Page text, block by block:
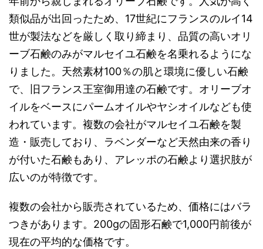
類似品が出回ったため、17世紀にフランスのルイ14
世が製法などを厳しく取り締まり、品質の高いオリ
ーブ石鹸のみがマルセイユ石鹸を名乗れるようにな
りました。天然素材100％の肌と環境に優しい石鹸
で、旧フランス王室御用達の石鹸です。オリーブオ
イルをベースにパームオイルやヤシオイルなども使
われています。複数の会社がマルセイユ石鹸を製
造・販売しており、ラベンダーなど天然由来の香り
が付いた石鹸もあり、アレッポの石鹸より選択肢が
広いのが特徴です。
複数の会社から販売されているため、価格にはバラ
つきがあります。200gの固形石鹸で1,000円前後が
現在の平均的な価格です。